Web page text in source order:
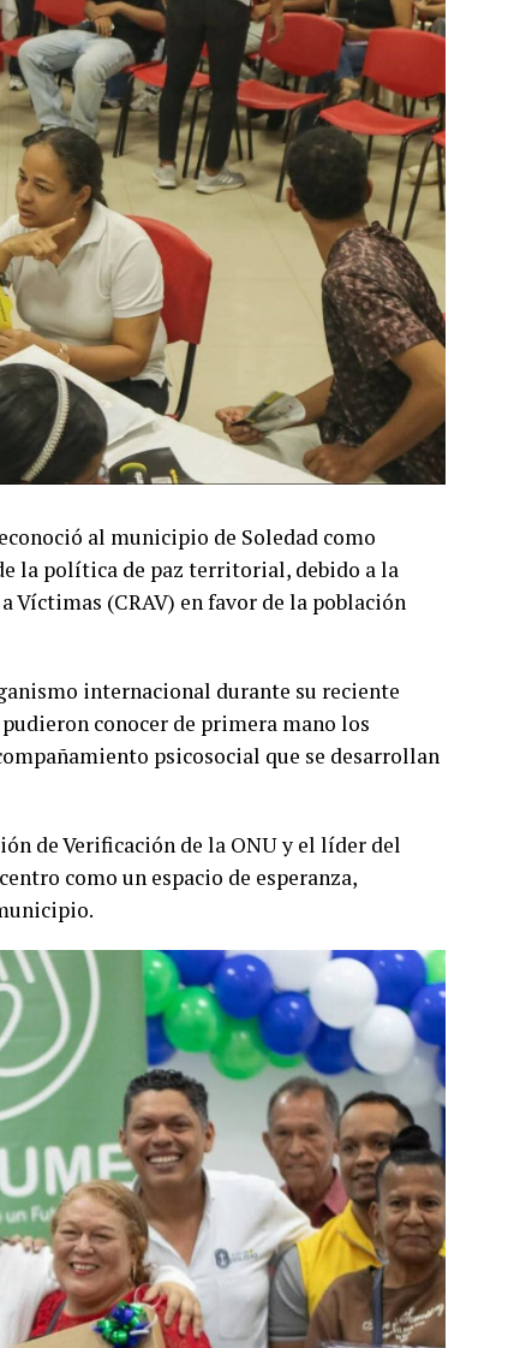
al municipio de Soledad como
la política de paz territorial, debido a la
Víctimas (CRAV) en favor de la población
internacional durante su reciente
conocer de primera mano los
psicosocial que se desarrollan
de Verificación de la ONU y el líder del
como un espacio de esperanza,